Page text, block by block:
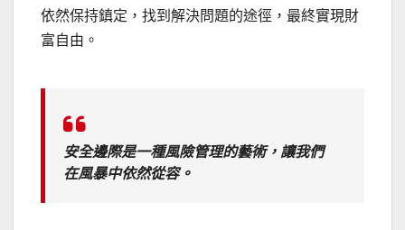
依然保持鎮定，找到解決問題的途徑，最終實現財
富自由。
安全邊際是一種風險管理的藝術，讓我們
在風暴中依然從容。